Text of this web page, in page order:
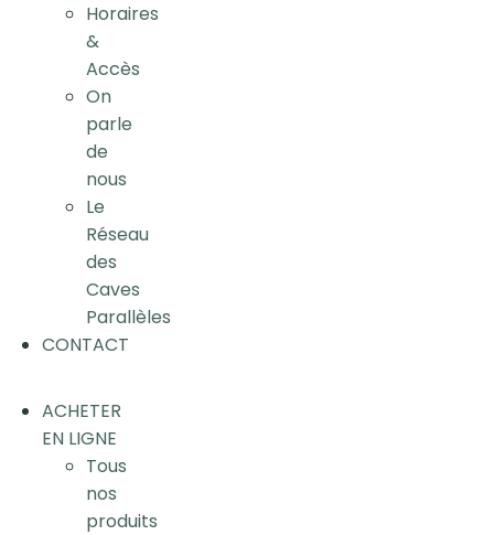
Horaires
&
Accès
On
parle
de
nous
Le
Réseau
des
Caves
Parallèles
CONTACT
ACHETER
EN LIGNE
Tous
nos
produits